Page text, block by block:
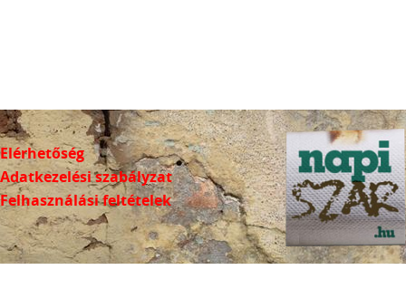
Elérhetőség
Adatkezelési szabályzat
Felhasználási feltételek